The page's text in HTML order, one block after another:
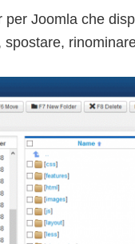
per Joomla che